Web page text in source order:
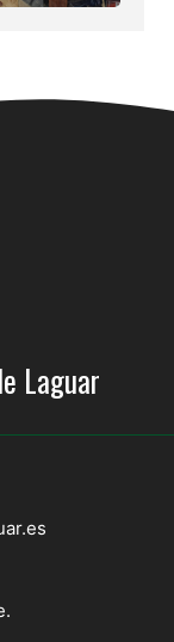
Laguar